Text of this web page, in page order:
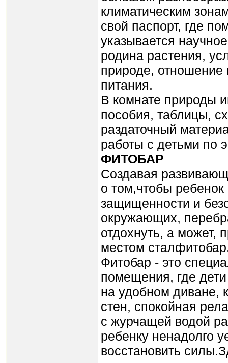
климатическим
свой паспорт, где
указывается
родина растения,
природе, отношение
питания.
В комнате природы
пособия, таблицы,
раздаточный
работы с детьми по
ФИТОБАР
Создавая
о том,чтобы ребе­нок
защищенности и
окружающих,
отдохнуть, а может,
местом
Фитобар - это
помещения, где дети
на удобном диване,
стен, спокойная
с журчащей во­дой
ребенку ненадолго
восстановить